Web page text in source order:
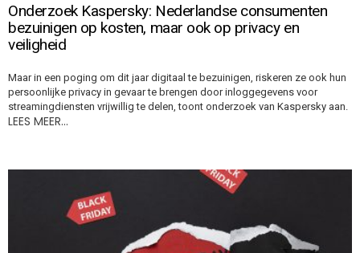
Onderzoek Kaspersky: Nederlandse consumenten
bezuinigen op kosten, maar ook op privacy en
veiligheid
Maar in een poging om dit jaar digitaal te bezuinigen, riskeren ze ook hun
persoonlijke privacy in gevaar te brengen door inloggegevens voor
streamingdiensten vrijwillig te delen, toont onderzoek van Kaspersky aan.
LEES MEER…